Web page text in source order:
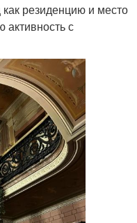
резиденцию и место
с